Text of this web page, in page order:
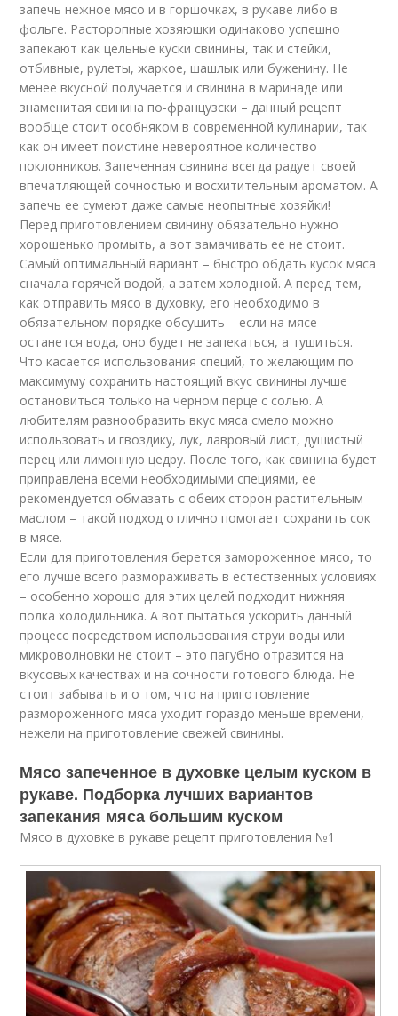
запечь нежное мясо и в горшочках, в рукаве либо в
фольге. Расторопные хозяюшки одинаково успешно
запекают как цельные куски свинины, так и стейки,
отбивные, рулеты, жаркое, шашлык или буженину. Не
менее вкусной получается и свинина в маринаде или
знаменитая свинина по-французски – данный рецепт
вообще стоит особняком в современной кулинарии, так
как он имеет поистине невероятное количество
поклонников. Запеченная свинина всегда радует своей
впечатляющей сочностью и восхитительным ароматом. А
запечь ее сумеют даже самые неопытные хозяйки!
Перед приготовлением свинину обязательно нужно
хорошенько промыть, а вот замачивать ее не стоит.
Самый оптимальный вариант – быстро обдать кусок мяса
сначала горячей водой, а затем холодной. А перед тем,
как отправить мясо в духовку, его необходимо в
обязательном порядке обсушить – если на мясе
останется вода, оно будет не запекаться, а тушиться.
Что касается использования специй, то желающим по
максимуму сохранить настоящий вкус свинины лучше
остановиться только на черном перце с солью. А
любителям разнообразить вкус мяса смело можно
использовать и гвоздику, лук, лавровый лист, душистый
перец или лимонную цедру. После того, как свинина будет
приправлена всеми необходимыми специями, ее
рекомендуется обмазать с обеих сторон растительным
маслом – такой подход отлично помогает сохранить сок
в мясе.
Если для приготовления берется замороженное мясо, то
его лучше всего размораживать в естественных условиях
– особенно хорошо для этих целей подходит нижняя
полка холодильника. А вот пытаться ускорить данный
процесс посредством использования струи воды или
микроволновки не стоит – это пагубно отразится на
вкусовых качествах и на сочности готового блюда. Не
стоит забывать и о том, что на приготовление
размороженного мяса уходит гораздо меньше времени,
нежели на приготовление свежей свинины.
Мясо запеченное в духовке целым куском в
рукаве. Подборка лучших вариантов
запекания мяса большим куском
Мясо в духовке в рукаве рецепт приготовления №1